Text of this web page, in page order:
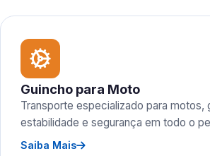
Guincho para Moto
Transporte especializado para motos,
estabilidade e segurança em todo o
Saiba Mais